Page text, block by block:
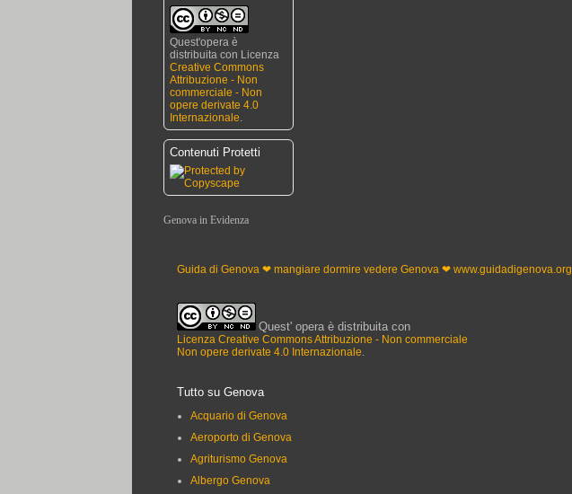
Quest'opera è
distribuita con Licenza
Creative Commons
Attribuzione - Non
commerciale - Non
opere derivate 4.0
Internazionale
Contenuti Protetti
Genova in Evidenza
Ceramiche Giovannacci
Guida di Genova ❤ mangiare dormire vedere Genova ❤ www.guidadigenova.org
Quest' opera è distribuita con
Licenza Creative Commons Attribuzione - Non commerciale
Non opere derivate 4.0 Internazionale.
Tutto su Genova
Acquario di Genova
Aeroporto di Genova
Agriturismo Genova
Albergo Genova